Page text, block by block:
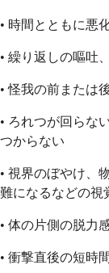
• 時間とともに悪
• 繰り返しの嘔吐
• 怪我の前または
• ろれつが回らな
つからない
• 視界のぼやけ、
難になるなどの視
• 体の片側の脱力
• 衝撃直後の短時